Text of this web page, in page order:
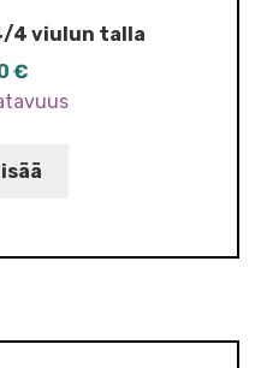
4 viulun talla
€